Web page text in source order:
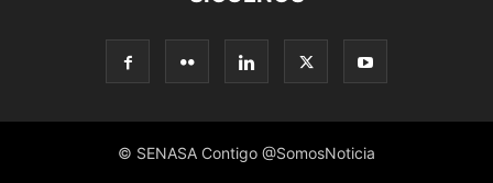
© SENASA Contigo @SomosNoticia